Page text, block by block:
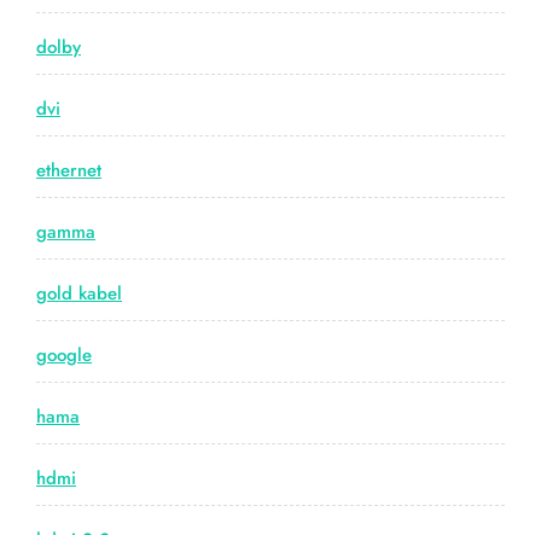
dolby
dvi
ethernet
gamma
gold kabel
google
hama
hdmi